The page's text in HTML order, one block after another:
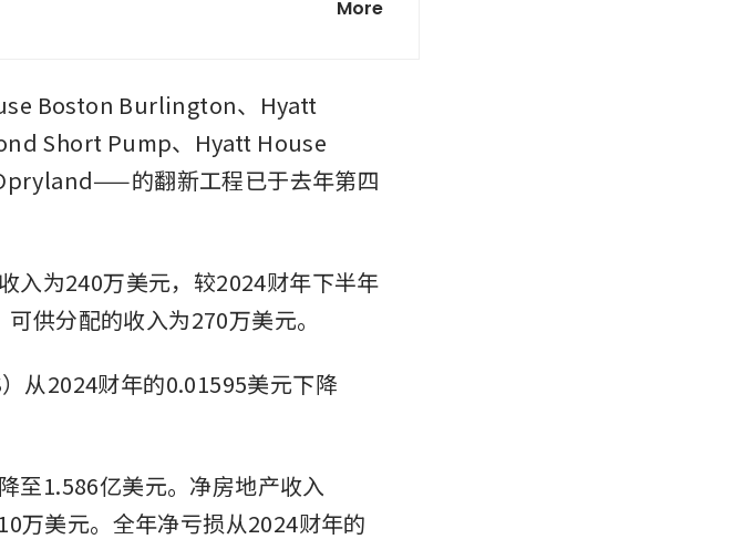
More
Boston Burlington、Hyatt
Short Pump、Hyatt House
的翻新工程已于去年第四
入为240万美元，较2024财年下半年
供分配的收入为270万美元。
从2024财年的0.01595美元下降
至1.586亿美元。净房地产收入
万美元。全年净亏损从2024财年的